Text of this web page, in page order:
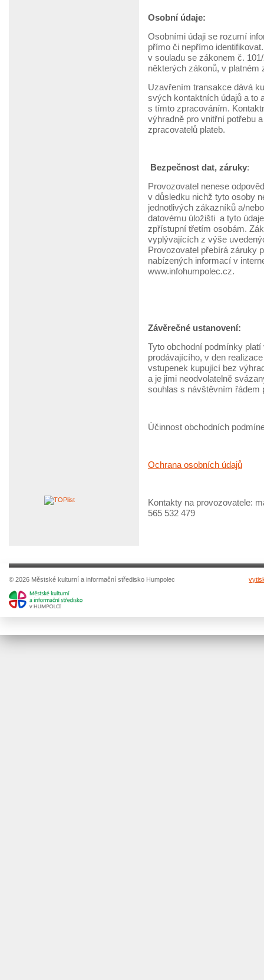
Osobní údaje:
Osobními údaji se rozumí
přímo či nepřímo
v souladu se zákonem č.
některých zákonů, v platném
Uzavřením transakce dává
svých kontaktních údajů a to
s tímto zpracováním.
výhradně pro vnitřní potřebu
zpracovatelů plateb.
Bezpečnost dat, záruky:
Provozovatel nenese
v důsledku nichž tyto osoby
jednotlivých zákazníků a/
datovému úložišti a tyto
zpřístupní třetím osobám.
vyplývajících z výše
Provozovatel přebírá záruky
nabízených informací v
www.infohumpolec.cz.
Závěrečné ustanovení:
Tyto obchodní podmínky
prodávajícího, v den
vstupenek kupující bez
a je jimi neodvolatelně
souhlas s návštěvním řádem
Účinnost obchodních
Ochrana osobních údajů
Kontakty na provozovatele:
565 532 479
© 2026 Městské kulturní a informační středisko Humpolec